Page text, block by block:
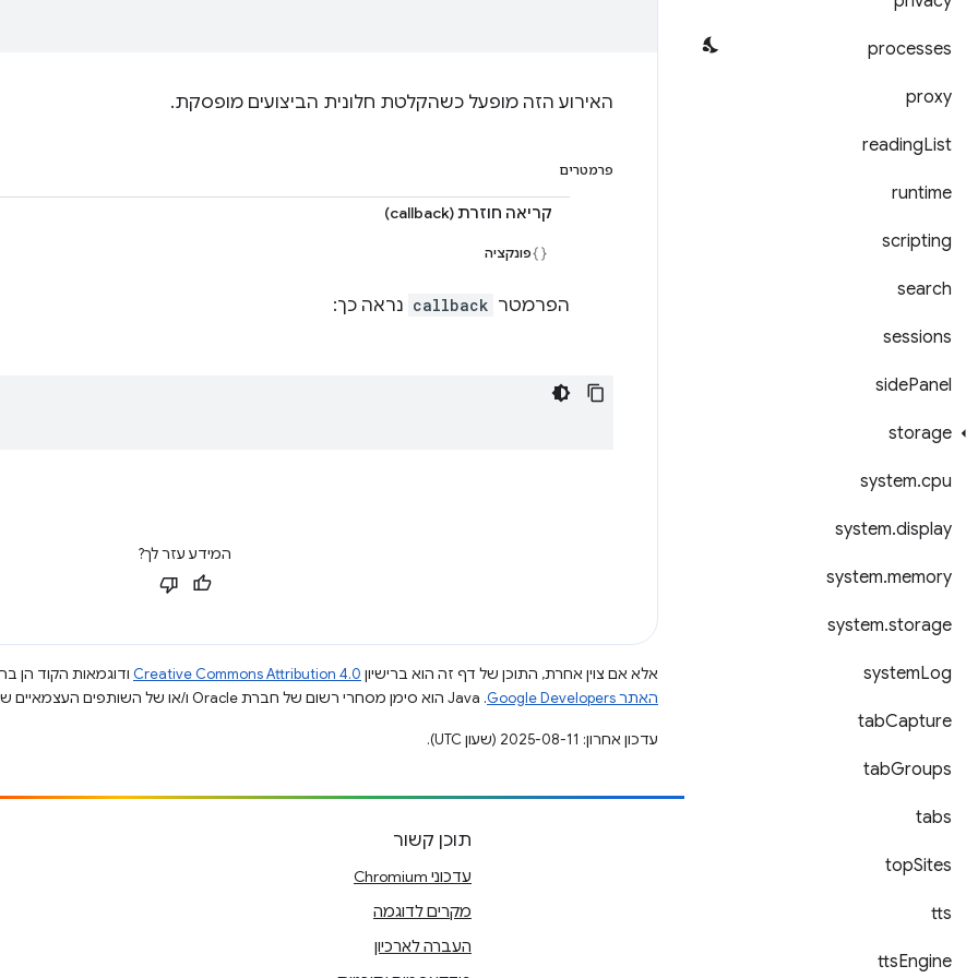
processes
proxy
readingList
runtime
scripting
search
sessions
sidePanel
storage
system.cpu
system.display
system.memory
system.storage
systemLog
tabCapture
tabGroups
tabs
topSites
tts
ttsEngine
האירוע הזה מופעל כשהקלטת חלונית הביצועים מופסקת.
פרמטרים
קריאה חוזרת (callback)
פונקציה
הפרמטר callback נראה כך:
המידע עזר לך?
אלא אם צוין אחרת, התוכן של דף זה הוא ברישיון Creative Commons Attribution 4.0 ודוגמאות הקוד הן
האתר Google Developers‏
.‏ Java הוא סימן מסחרי רשום של חברת Oracle ו/או של השותפים העצמאיים שלה.
עדכון אחרון: 2025-08-11 (שעון UTC).
דיווח על באג
ראה נושאים פתוחים
תוכן קשור
עדכוני Chromium
מקרים לדוגמה
העברה לארכיון